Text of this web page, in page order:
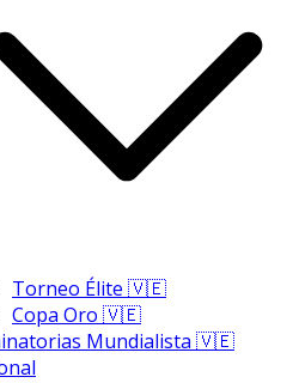
Torneo Élite 🇻🇪
Copa Oro 🇻🇪
Mundialista 🇻🇪